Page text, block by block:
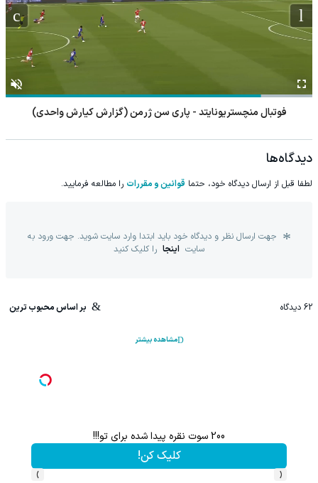
فوتبال منچستریونایتد - پاری سن ژرمن (گزارش کیارش واحدی)
دیدگاه‌ها
لطفا قبل از ارسال دیدگاه خود، حتما قوانین و مقررات را مطالعه فرمایید.
جهت ارسال نظر و دیدگاه خود باید ابتدا وارد سایت شوید. جهت ورود به
سایت اینجا را کلیک کنید
62 دیدگاه بر اساس محبوب ترین
مشاهده بیشتر
200 سوت نقره پیدا شده برای تو!!!
کلیک کن!
‹
›